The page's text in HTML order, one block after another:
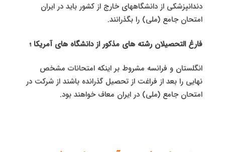
دندانپزشکی از دانشگاههای خارج از کشور باید در ایران
امتحان جامع (ملی) را بگذرانند.
فارغ التحصیلان رشته های مذکور از دانشگاه های آمریکا ؛
انگلستان و فرانسه مشروط بر اینکه امتحانات مشخص
نهایی را بعد از فراغت از تحصیل گذرانده باشند از شرکت در
امتحان جامع (ملی) در ایران معاف خواهند بود.